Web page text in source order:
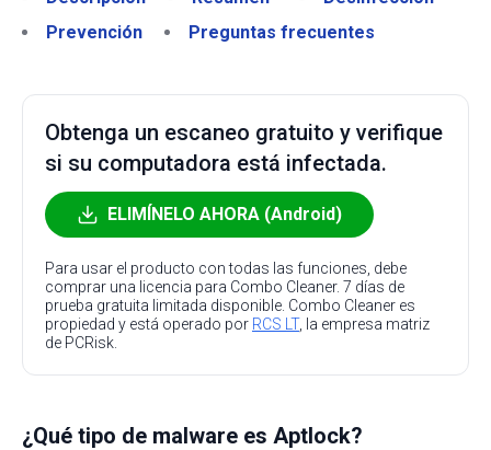
Prevención
Preguntas frecuentes
Obtenga un escaneo gratuito y verifique
si su computadora está infectada.
ELIMÍNELO AHORA (Android)
Para usar el producto con todas las funciones, debe
comprar una licencia para Combo Cleaner. 7 días de
prueba gratuita limitada disponible. Combo Cleaner es
propiedad y está operado por RCS LT, la empresa matriz
de PCRisk.
¿Qué tipo de malware es Aptlock?